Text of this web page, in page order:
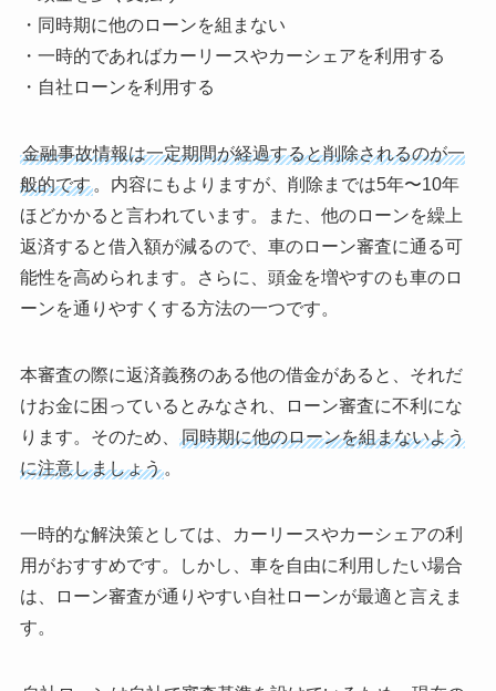
・同時期に他のローンを組まない
・一時的であればカーリースやカーシェアを利用する
・自社ローンを利用する
金融事故情報は一定期間が経過すると削除されるのが一
般的です。内容にもよりますが、削除までは5年〜10年
ほどかかると言われています。また、他のローンを繰上
返済すると借入額が減るので、車のローン審査に通る可
能性を高められます。さらに、頭金を増やすのも車のロ
ーンを通りやすくする方法の一つです。
本審査の際に返済義務のある他の借金があると、それだ
けお金に困っているとみなされ、ローン審査に不利にな
ります。そのため、
同時期に他のローンを組まないよう
に注意しましょう。
一時的な解決策としては、カーリースやカーシェアの利
用がおすすめです。しかし、車を自由に利用したい場合
は、ローン審査が通りやすい自社ローンが最適と言えま
す。